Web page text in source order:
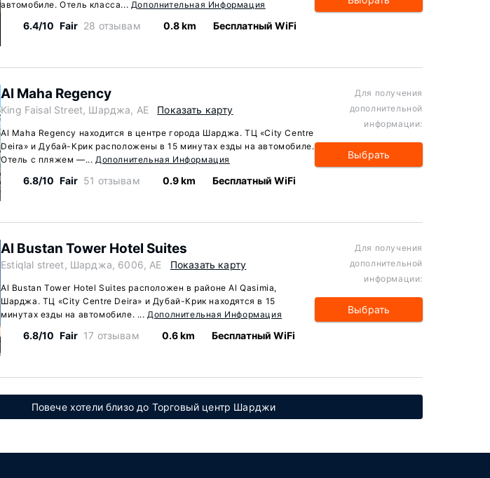
автомобиле. Отель класса... Дополнительная Информация
6.4/10 Fair 28 отзывам 0.8 km Бесплатный WiFi
Al Maha Regency
King Faisal Street, Шарджа, AE Показать карту
Al Maha Regency находится в центре города Шарджа. ТЦ «City Centre
Deira» и Дубай-Крик расположены в 15 минутах езды на автомобиле.
Отель с пляжем —... Дополнительная Информация
6.8/10 Fair 51 отзывам 0.9 km Бесплатный WiFi
Для получения
дополнительной
информации:
Выбрать
Al Bustan Tower Hotel Suites
Estiqlal street, Шарджа, 6006, AE Показать карту
Al Bustan Tower Hotel Suites расположен в районе Al Qasimia,
Шарджа. ТЦ «City Centre Deira» и Дубай-Крик находятся в 15
минутах езды на автомобиле. ...Дополнительная Информация
6.8/10 Fair 17 отзывам 0.6 km Бесплатный WiFi
Для получения
дополнительной
информации:
Выбрать
Повече хотели близо до Торговый центр Шарджи